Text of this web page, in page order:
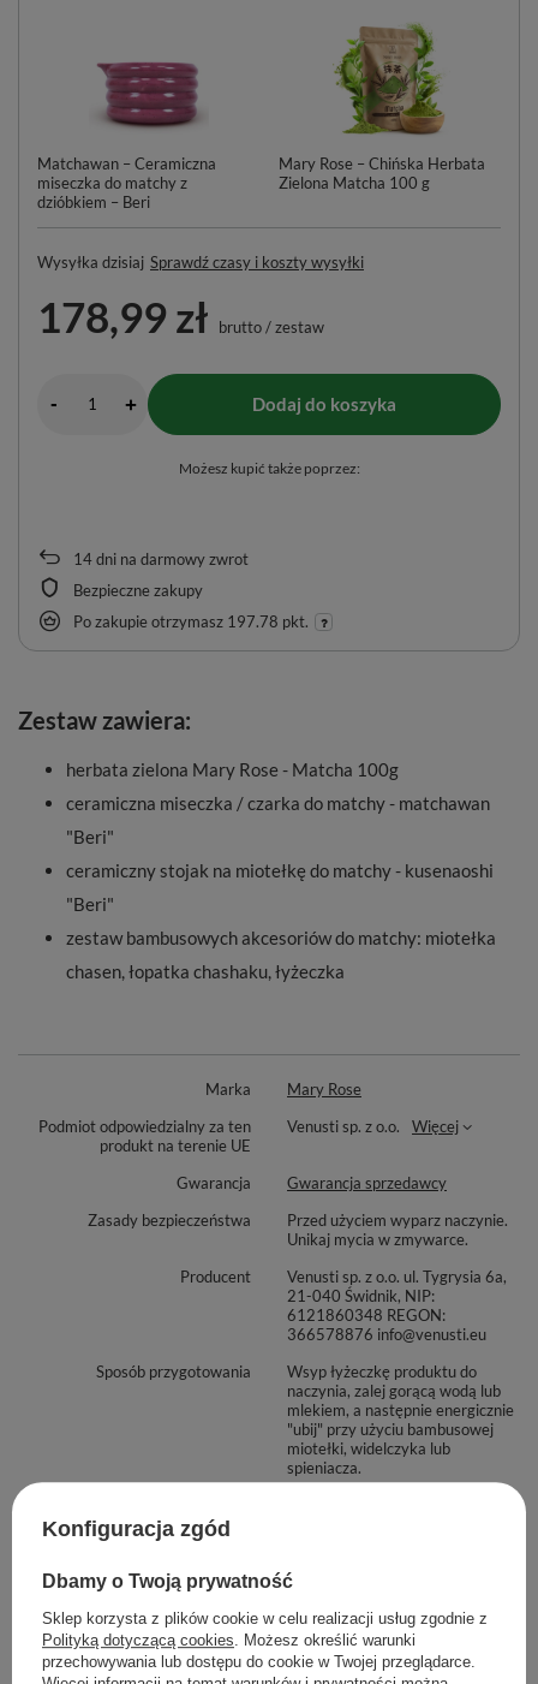
Matchawan – Ceramiczna
miseczka do matchy z
dzióbkiem – Beri
Mary Rose – Chińska Herbata
Zielona Matcha 100 g
14dni na darmowy zwrot
Bezpieczne zakupy
Po zakupie otrzymasz 197.78 pkt.
Wysyłka dzisiaj Sprawdź czasy i koszty wysyłki
178,99 zł brutto/zestaw
- + Dodaj do koszyka
Możesz kupić także poprzez:
Zestaw zawiera:
herbata zielona Mary Rose - Matcha 100g
ceramiczna miseczka / czarka do matchy - matchawan
"Beri"
ceramiczny stojak na miotełkę do matchy - kusenaoshi
"Beri"
zestaw bambusowych akcesoriów do matchy: miotełka
chasen, łopatka chashaku, łyżeczka
Marka
Mary Rose
Podmiot odpowiedzialny za ten
produkt na terenie UE
Venusti sp. z o.o. Więcej
Gwarancja
Gwarancja sprzedawcy
Zasady bezpieczeństwa
Przed użyciem wyparz naczynie.
Unikaj mycia w zmywarce.
Producent
Venusti sp. z o.o. ul. Tygrysia 6a,
21-040 Świdnik, NIP:
6121860348 REGON:
366578876 info@venusti.eu
Sposób przygotowania
Wsyp łyżeczkę produktu do
naczynia, zalej gorącą wodą lub
mlekiem, a następnie energicznie
"ubij" przy użyciu bambusowej
miotełki, widelczyka lub
spieniacza.
Zobacz również
Konfiguracja zgód
Dbamy o Twoją prywatność
Sklep korzysta z plików cookie w celu realizacji usług zgodnie z
Polityką dotyczącą cookies. Możesz określić warunki
przechowywania lub dostępu do cookie w Twojej przeglądarce.